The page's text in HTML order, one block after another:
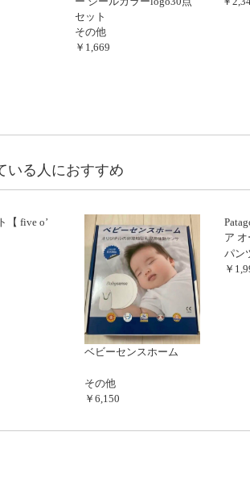
セット
その他
￥1,669
いる人におすすめ
【 five o’
ベビーセンスホーム
その他
￥6,150
ア
ペッ
パン
￥